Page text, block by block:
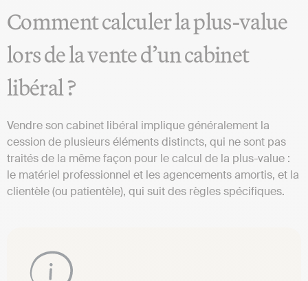
Comment calculer la plus-value
lors de la vente d’un cabinet
libéral ?
Vendre son cabinet libéral implique généralement la
cession de plusieurs éléments distincts, qui ne sont pas
traités de la même façon pour le calcul de la plus-value :
le matériel professionnel et les agencements amortis, et la
clientèle (ou patientèle), qui suit des règles spécifiques.